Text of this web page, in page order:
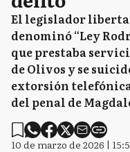
El legislador
denominó “Ley
que prestaba
de Olivos y se
extorsión
del penal de
10 de marzo de 2026 |